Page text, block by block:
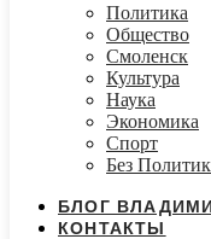
Политика
Общество
Смоленск
Культура
Наука
Экономика
Спорт
Без
БЛОГ
КОНТАКТЫ